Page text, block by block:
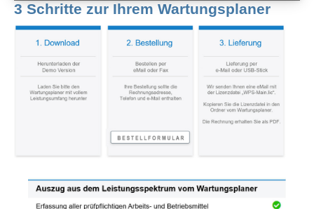
3 Schritte zur Ihrem Wartungsplaner